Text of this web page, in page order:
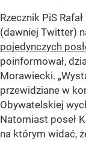
Rzecznik PiS
(dawniej Twitter)
pojedynczych
poinformował,
Morawiecki.
przewidziane w
Obywatelskiej
Natomiast poseł
na którym widać,